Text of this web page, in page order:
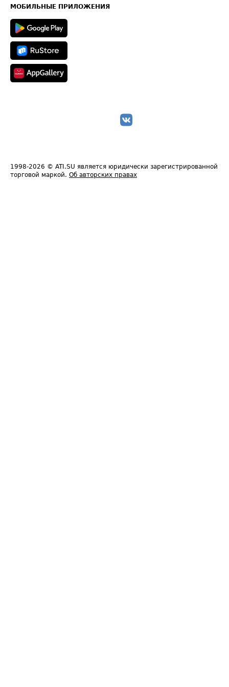
Техническая информация
МОБИЛЬНЫЕ ПРИЛОЖЕНИЯ
1998-2026 © ATI.SU является юридически зарегистрированной
торговой маркой. Об авторских правах